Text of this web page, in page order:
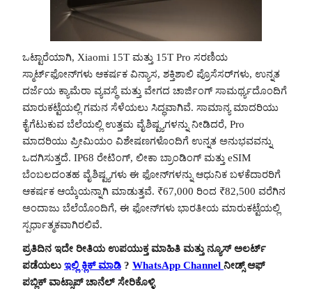
ಒಟ್ಟಾರೆಯಾಗಿ, Xiaomi 15T ಮತ್ತು 15T Pro ಸರಣಿಯ
ಸ್ಮಾರ್ಟ್‌ಫೋನ್‌ಗಳು ಆಕರ್ಷಕ ವಿನ್ಯಾಸ, ಶಕ್ತಿಶಾಲಿ ಪ್ರೊಸೆಸರ್‌ಗಳು, ಉನ್ನತ
ದರ್ಜೆಯ ಕ್ಯಾಮೆರಾ ವ್ಯವಸ್ಥೆ ಮತ್ತು ವೇಗದ ಚಾರ್ಜಿಂಗ್ ಸಾಮರ್ಥ್ಯದೊಂದಿಗೆ
ಮಾರುಕಟ್ಟೆಯಲ್ಲಿ ಗಮನ ಸೆಳೆಯಲು ಸಿದ್ಧವಾಗಿವೆ. ಸಾಮಾನ್ಯ ಮಾದರಿಯು
ಕೈಗೆಟುಕುವ ಬೆಲೆಯಲ್ಲಿ ಉತ್ತಮ ವೈಶಿಷ್ಟ್ಯಗಳನ್ನು ನೀಡಿದರೆ, Pro
ಮಾದರಿಯು ಪ್ರೀಮಿಯಂ ವಿಶೇಷಣಗಳೊಂದಿಗೆ ಉನ್ನತ ಅನುಭವವನ್ನು
ಒದಗಿಸುತ್ತದೆ. IP68 ರೇಟಿಂಗ್, ಲೀಕಾ ಬ್ರಾಂಡಿಂಗ್ ಮತ್ತು eSIM
ಬೆಂಬಲದಂತಹ ವೈಶಿಷ್ಟ್ಯಗಳು ಈ ಫೋನ್‌ಗಳನ್ನು ಆಧುನಿಕ ಬಳಕೆದಾರರಿಗೆ
ಆಕರ್ಷಕ ಆಯ್ಕೆಯನ್ನಾಗಿ ಮಾಡುತ್ತವೆ. ₹67,000 ರಿಂದ ₹82,500 ವರೆಗಿನ
ಅಂದಾಜು ಬೆಲೆಯೊಂದಿಗೆ, ಈ ಫೋನ್‌ಗಳು ಭಾರತೀಯ ಮಾರುಕಟ್ಟೆಯಲ್ಲಿ
ಸ್ಪರ್ಧಾತ್ಮಕವಾಗಿರಲಿವೆ.
ಪ್ರತಿದಿನ ಇದೇ ರೀತಿಯ ಉಪಯುಕ್ತ ಮಾಹಿತಿ ಮತ್ತು ನ್ಯೂಸ್ ಅಲರ್ಟ್
ಪಡೆಯಲು ಇಲ್ಲಿ ಕ್ಲಿಕ್ ಮಾಡಿ ? WhatsApp Channel ನೀಡ್ಸ್ ಆಫ್
ಪಬ್ಲಿಕ್ ವಾಟ್ಸಾಪ್ ಚಾನೆಲ್ ಸೇರಿಕೊಳ್ಳಿ